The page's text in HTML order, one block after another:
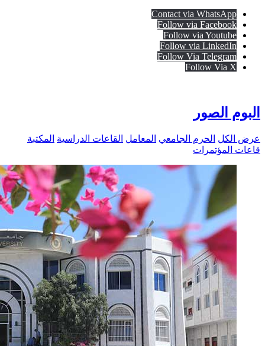
Contact via WhatsApp
Follow via Facebook
Follow via Youtube
Follow via LinkedIn
Follow Via Telegram
Follow Via X
البوم الصور
عرض الكل الحرم الجامعي المعامل القاعات الدراسية المكتبة
قاعات المؤتمرات